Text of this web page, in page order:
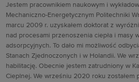
Jestem pracownikiem naukowym i
Mechaniczno-Energetycznym Politechniki
marcu 2009 r. uzyskałem doktorat z
nad procesami przenoszenia ciepła i masy
adsorpcyjnych. To dało mi możliwość
Stanach Zjednoczonych i w Holandii. We
habilitację. Obecnie jestem zatrudniony w
Cieplnej. We wrześniu 2020 roku zostałem